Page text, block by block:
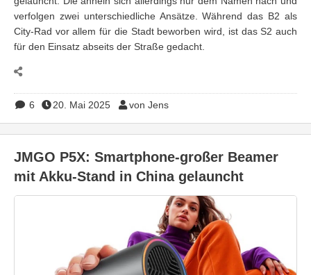
verfolgen zwei unterschiedliche Ansätze. Während das B2 als
City-Rad vor allem für die Stadt beworben wird, ist das S2 auch
für den Einsatz abseits der Straße gedacht.
6 20. Mai 2025 von Jens
JMGO P5X: Smartphone-großer Beamer
mit Akku-Stand in China gelauncht